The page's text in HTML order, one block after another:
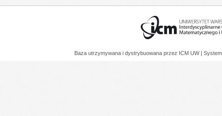
Baza utrzymywana i dystrybuowana przez ICM UW |